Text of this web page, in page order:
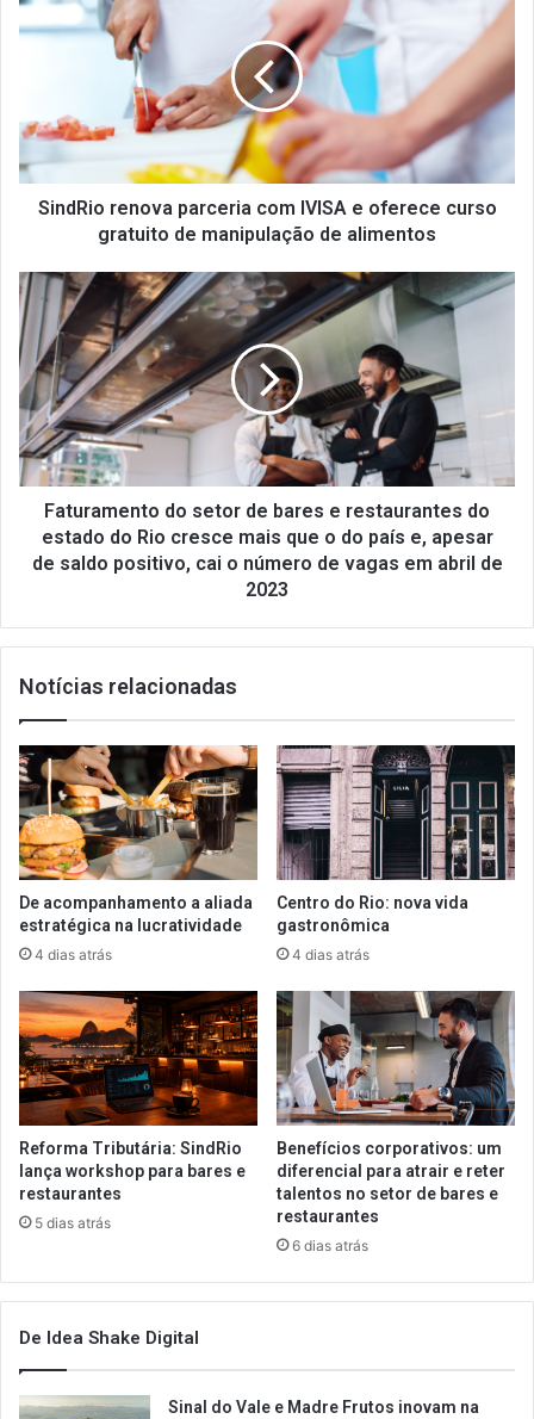
renova
parceria
oferece
gratuito
manipulação
alimentos
SindRio renova parceria com IVISA e oferece curso
gratuito de manipulação de alimentos
Faturamento
do
setor
de
bares
e
restaurantes
do
estado
cresce
o
país
de
saldo
positivo,
cai
o
número
de
vagas
em
de
2023
Faturamento do setor de bares e restaurantes do
estado do Rio cresce mais que o do país e, apesar
de saldo positivo, cai o número de vagas em abril de
2023
Notícias relacionadas
De acompanhamento a aliada
estratégica na lucratividade
4 dias atrás
Centro do Rio: nova vida
gastronômica
4 dias atrás
Reforma Tributária: SindRio
lança workshop para bares e
restaurantes
5 dias atrás
Benefícios corporativos: um
diferencial para atrair e reter
talentos no setor de bares e
restaurantes
6 dias atrás
De Idea Shake Digital
Sinal do Vale e Madre Frutos inovam na